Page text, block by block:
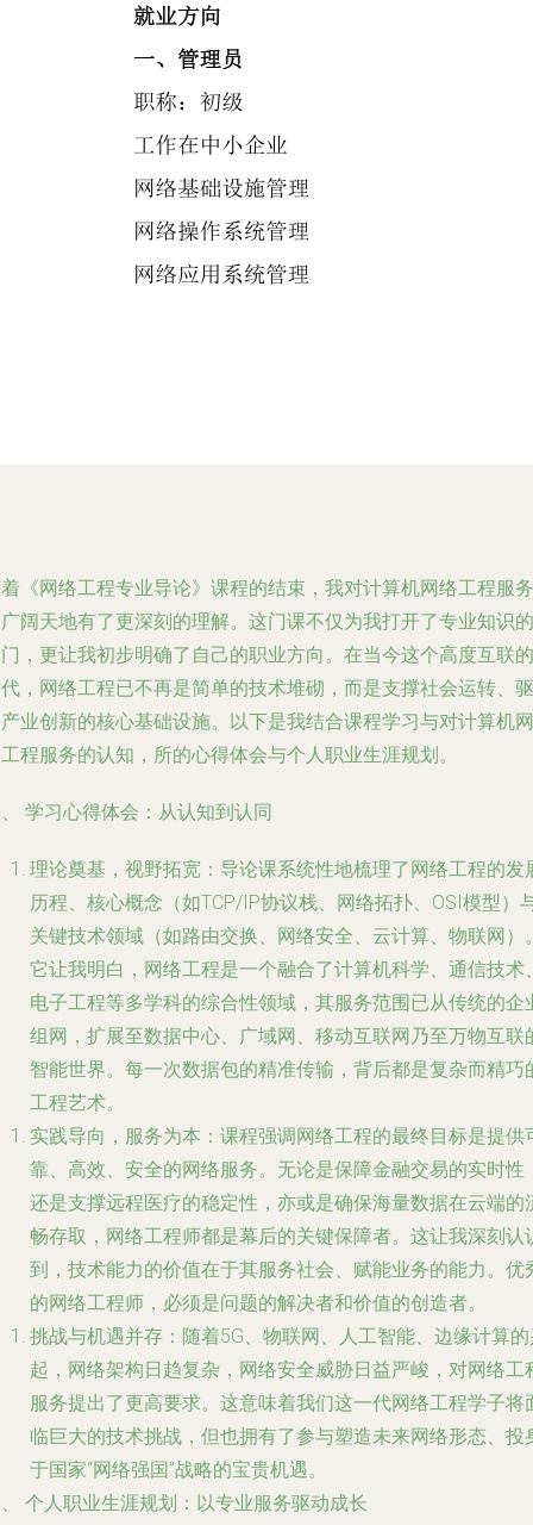
《网络工程专业导论》课程的结束，我对计算机网络工程服务
阔天地有了更深刻的理解。这门课不仅为我打开了专业知识的
，更让我初步明确了自己的职业方向。在当今这个高度互联的
，网络工程已不再是简单的技术堆砌，而是支撑社会运转、驱
业创新的核心基础设施。以下是我结合课程学习与对计算机网
程服务的认知，所的心得体会与个人职业生涯规划。
学习心得体会：从认知到认同
理论奠基，视野拓宽 ：导论课系统性地梳理了网络工程的发
历程、核心概念（如TCP/IP协议栈、网络拓扑、OSI模型）
关键技术领域（如路由交换、网络安全、云计算、物联网）
它让我明白，网络工程是一个融合了计算机科学、通信技术
电子工程等多学科的综合性领域，其服务范围已从传统的企
组网，扩展至数据中心、广域网、移动互联网乃至万物互联
智能世界。每一次数据包的精准传输，背后都是复杂而精巧
工程艺术。
实践导向，服务为本 ：课程强调网络工程的最终目标是提供
靠、高效、安全的网络服务。无论是保障金融交易的实时性
还是支撑远程医疗的稳定性，亦或是确保海量数据在云端的
畅存取，网络工程师都是幕后的关键保障者。这让我深刻认
到，技术能力的价值在于其服务社会、赋能业务的能力。优
的网络工程师，必须是问题的解决者和价值的创造者。
挑战与机遇并存 ：随着5G、物联网、人工智能、边缘计算
起，网络架构日趋复杂，网络安全威胁日益严峻，对网络工
服务提出了更高要求。这意味着我们这一代网络工程学子将
临巨大的技术挑战，但也拥有了参与塑造未来网络形态、投
于国家“网络强国”战略的宝贵机遇。
个人职业生涯规划：以专业服务驱动成长